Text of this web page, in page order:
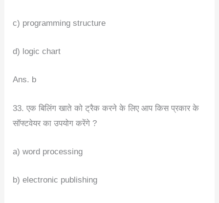
c) programming structure
d) logic chart
Ans. b
33. एक बिलिंग खाते को ट्रैक करने के लिए आप किस प्रकार के
सॉफ्टवेयर का उपयोग करेंगे ?
a) word processing
b) electronic publishing